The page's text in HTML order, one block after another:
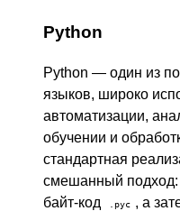
Python
Python — один из
языков, широко
автоматизации,
обучении и
стандартная
смешанный подход:
байт-код
.pyc , а